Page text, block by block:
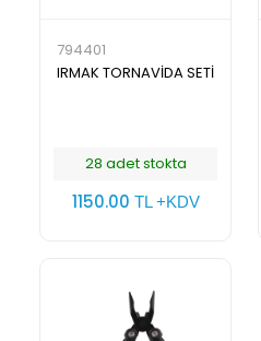
794401
IRMAK TORNAVİDA SETİ
28 adet stokta
1150.00 TL +KDV